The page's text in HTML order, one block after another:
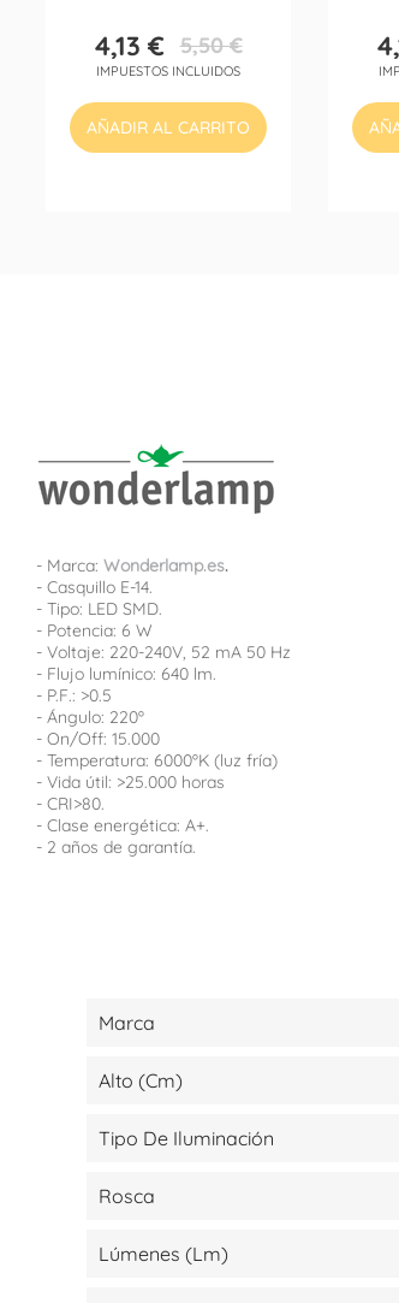
Precio
4,13 €
Precio
base
5,50 €
IMPUESTOS INCLUIDOS
AÑADIR AL CARRITO
- Marca: Wonderlamp.es.
- Casquillo E-14.
- Tipo: LED SMD.
- Potencia: 6 W
- Voltaje: 220-240V, 52 mA 50 Hz
- Flujo lumínico: 640 lm.
- P.F.: >0.5
- Ángulo: 220º
- On/Off: 15.000
- Temperatura: 6000ºK (luz fría)
- Vida útil: >25.000 horas
- CRI>80.
- Clase energética: A+.
- 2 años de garantía.
Marca
Alto (cm)
Tipo De Iluminación
Rosca
Lúmenes (lm)